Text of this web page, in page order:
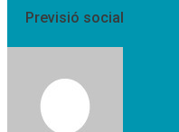
Previsió social